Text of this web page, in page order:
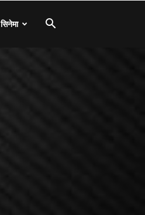
सिनेमा